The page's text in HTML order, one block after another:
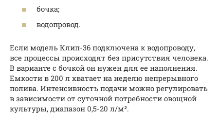
бочка;
водопровод.
Если модель Клип-36 подключена к водопроводу,
все процессы происходят без присутствия человека.
В варианте с бочкой он нужен для ее наполнения.
Емкости в 200 л хватает на неделю непрерывного
полива. Интенсивность подачи можно регулировать
в зависимости от суточной потребности овощной
культуры, диапазон 0,5-20 л/м².